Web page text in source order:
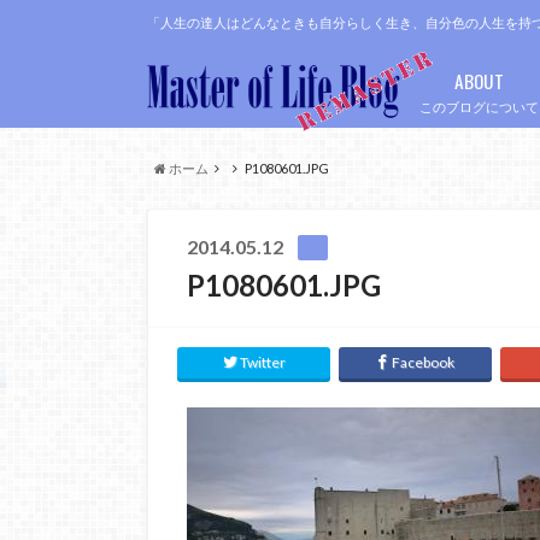
「人生の達人はどんなときも自分らしく生き、自分色の人生を持
このブログについて
ABOUT
ホーム P1080601.JPG
2014.05.12
P1080601.JPG
Twitter Facebook